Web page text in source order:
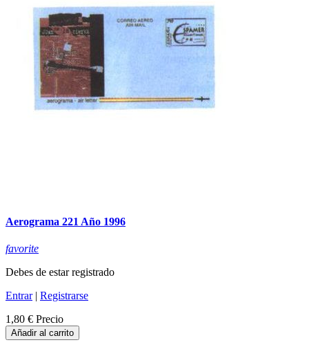
Aerograma 221 Año 1996
favorite
Debes de estar registrado
Entrar| Registrarse
1,80 € Precio
Añadir al carrito